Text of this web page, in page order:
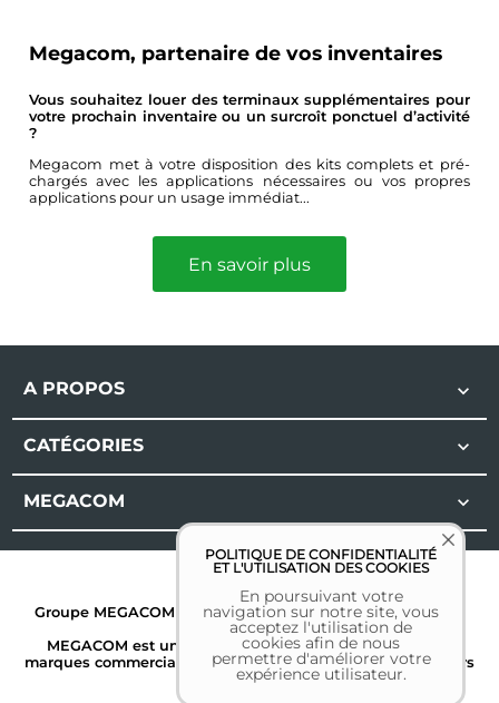
Megacom, partenaire de vos inventaires
Vous souhaitez louer des terminaux supplémentaires pour
votre prochain inventaire ou un surcroît ponctuel d’activité
?
Megacom met à votre disposition des kits complets et pré-
chargés avec les applications nécessaires ou vos propres
applications pour un usage immédiat...
En savoir plus
A PROPOS 
CATÉGORIES 
MEGACOM 
POLITIQUE DE CONFIDENTIALITÉ
ET L'UTILISATION DES COOKIES
En poursuivant votre
navigation sur notre site, vous
acceptez l'utilisation de
cookies afin de nous
permettre d'améliorer votre
expérience utilisateur.
Groupe MEGACOM | Tous droits réservés | 2026 |Mentions
légales
MEGACOM est une marque déposée. Toutes les autres
marques commerciales sont la propriété de leurs détenteurs
respectifs.